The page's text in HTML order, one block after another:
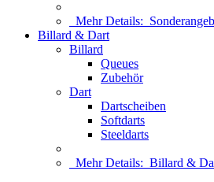
Mehr Details:
Billard & Dart
Billard
Queues
Zubehör
Dart
Dartscheiben
Softdarts
Steeldarts
Mehr Details: Billard &